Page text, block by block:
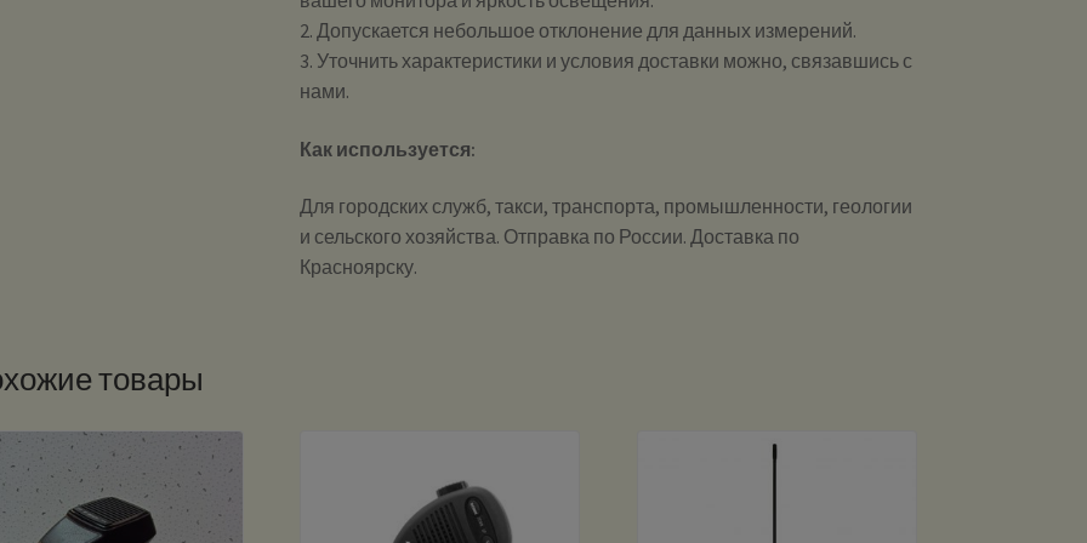
2. Допускается небольшое отклонение для данных измерений.
3. Уточнить характеристики и условия доставки можно, связавшись с
нами.
Как используется:
Для городских служб, такси, транспорта, промышленности, геологии
и сельского хозяйства. Отправка по России. Доставка по
Красноярску.
товары